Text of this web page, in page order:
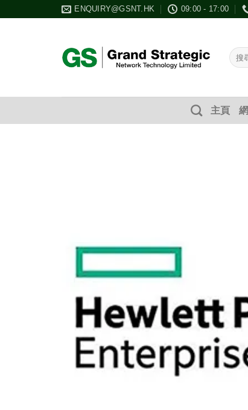
ENQUIRY@GSNT.HK 09:00 - 17:00
搜
尋：
主頁